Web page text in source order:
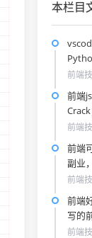
本栏目
前端
前端
前端
前端
副业
前端
前端
写的
前端